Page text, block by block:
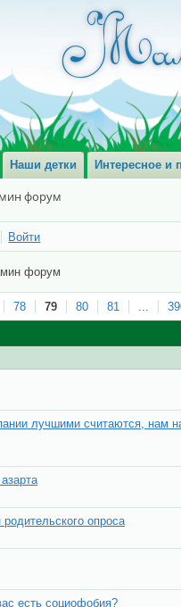
Наши детки Интересное и
форум
Войти
форум
78 79 80 81
лучшими считаются, нам
опроса
есть социофобия?